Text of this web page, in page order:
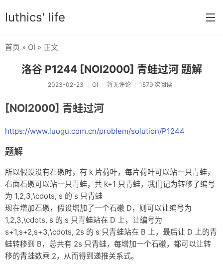
luthics' life
大学
OI
数学
杂记
未分类
首页 » OI » 正文
洛谷 P1244 [NOI2000] 青蛙过河 题解
2023-02-23 OI 暂无评论 1579 次阅读
[NOI2000] 青蛙过河
https://www.luogu.com.cn/problem/solution/P1244
题解
所以假设没有石礅时，有 k 片荷叶，每片荷叶可以站一只青蛙，
右面石礅可以站一只青蛙，共 k+1 只青蛙，我们记为转移了编号
为 1,2,3,\cdots, s 的 s 只青蛙
现在增加石礅，假设增加了一个石礅 D，则可以让编号为
1,2,3,\cdots, s 的 s 只青蛙站在 D 上，让编号为
s+1,s+2,s+3,\cdots, 2s 的 s 只青蛙站在 B 上，最后让 D 上的青
蛙转移到 B，总共有 2s 只青蛙，每增加一个石礅，都可以让转
移的青蛙数乘 2，从而得到递推关系式。